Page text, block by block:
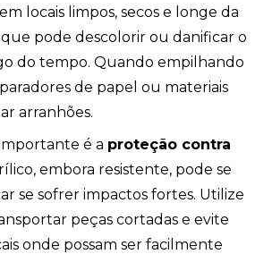
locais limpos, secos e longe da
que pode descolorir ou danificar o
do tempo. Quando empilhando
de papel ou materiais
arranhões.
é a proteção contra
embora resistente, pode se
se sofrer impactos fortes. Utilize
peças cortadas e evite
onde possam ser facilmente